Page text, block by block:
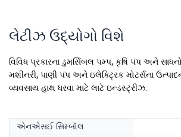
લેટીઝ ઉદ્યોગો વિશે
વિવિધ પ્રકારના ડુમર્સિબલ પમ્પ, કૃષિ પંપ અને
મશીનરી, પાણી પંપ અને ઇલેક્ટ્રિક મોટર્સના
વ્યવસાય હાથ ધરવા માટે લાટે ઇન્ડસ્ટ્રીઝ.
એનએસઈ સિમ્બૉલ